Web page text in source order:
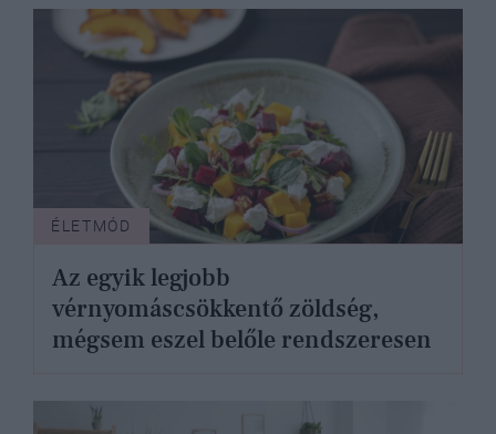
ÉLETMÓD
Az egyik legjobb
vérnyomáscsökkentő zöldség,
mégsem eszel belőle rendszeresen